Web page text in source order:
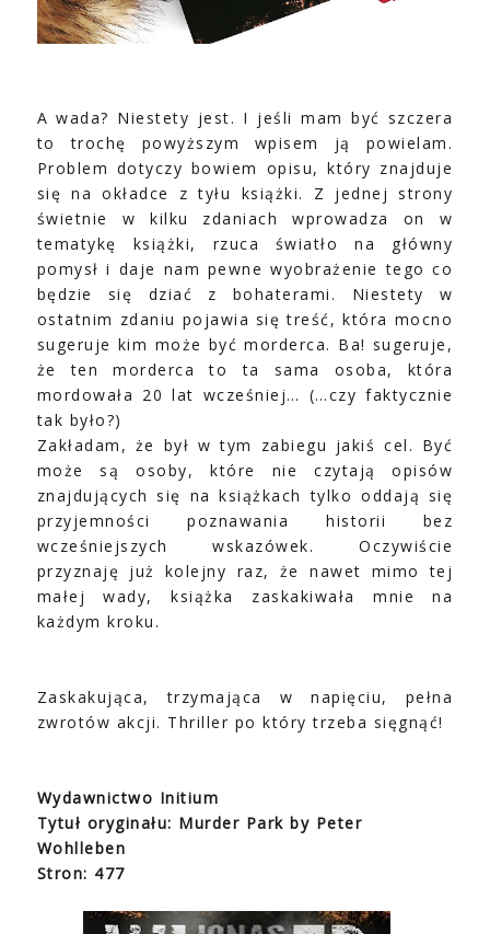
A wada? Niestety jest. I jeśli mam być szczera
to trochę powyższym wpisem ją powielam.
Problem dotyczy bowiem opisu, który znajduje
się na okładce z tyłu książki. Z jednej strony
świetnie w kilku zdaniach wprowadza on w
tematykę książki, rzuca światło na główny
pomysł i daje nam pewne wyobrażenie tego co
będzie się dziać z bohaterami. Niestety w
ostatnim zdaniu pojawia się treść, która mocno
sugeruje kim może być morderca. Ba! sugeruje,
że ten morderca to ta sama osoba, która
mordowała 20 lat wcześniej… (…czy faktycznie
tak było?)
Zakładam, że był w tym zabiegu jakiś cel. Być
może są osoby, które nie czytają opisów
znajdujących się na książkach tylko oddają się
przyjemności poznawania historii bez
wcześniejszych wskazówek. Oczywiście
przyznaję już kolejny raz, że nawet mimo tej
małej wady, książka zaskakiwała mnie na
każdym kroku.
Zaskakująca, trzymająca w napięciu, pełna
zwrotów akcji. Thriller po który trzeba sięgnąć!
Wydawnictwo Initium
Tytuł oryginału: Murder Park by Peter
Wohlleben
Stron: 477